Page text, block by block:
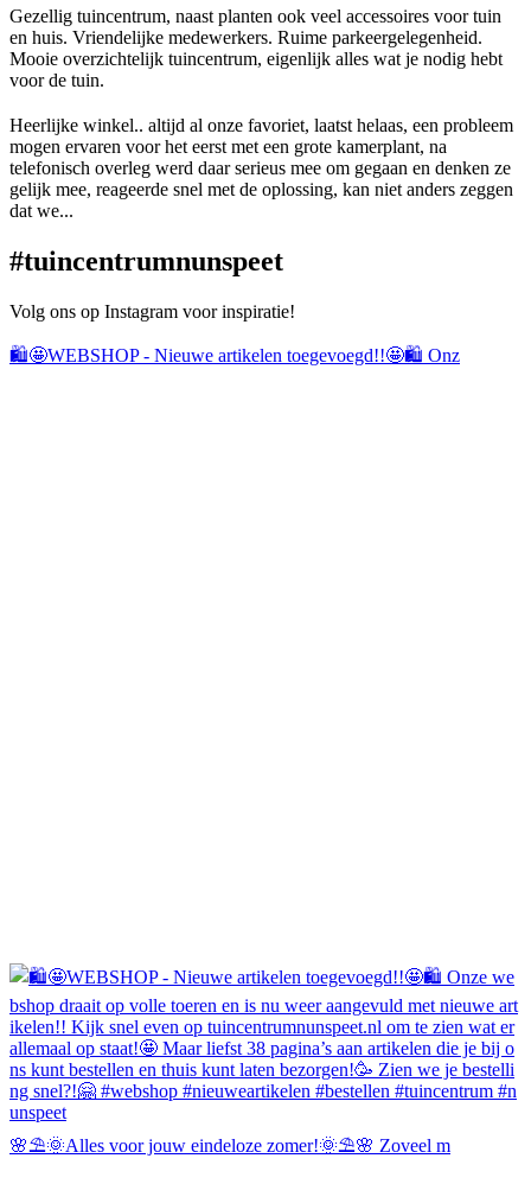
Gezellig tuincentrum, naast planten ook veel accessoires voor tuin
en huis. Vriendelijke medewerkers. Ruime parkeergelegenheid.
Mooie overzichtelijk tuincentrum, eigenlijk alles wat je nodig hebt
voor de tuin.
Heerlijke winkel.. altijd al onze favoriet, laatst helaas, een probleem
mogen ervaren voor het eerst met een grote kamerplant, na
telefonisch overleg werd daar serieus mee om gegaan en denken ze
gelijk mee, reageerde snel met de oplossing, kan niet anders zeggen
dat we...
#tuincentrumnunspeet
Volg ons op Instagram voor inspiratie!
🛍️🤩WEBSHOP - Nieuwe artikelen toegevoegd!!🤩🛍️ Onz
🌸⛱️🌞Alles voor jouw eindeloze zomer!🌞⛱️🌸 Zoveel m